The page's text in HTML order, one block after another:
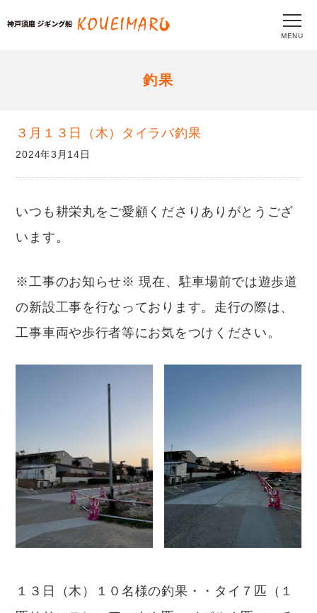
MENU
釣果
３月１３日（木）タイラバ釣果
2024年3月14日
いつも耕栄丸をご愛顧くださりありがとうござ
います。
※工事のお知らせ※ 現在、駐車場前では遊歩道
の新設工事を行なっております。走行の際は、
工事車両や歩行者等にお気をつけください。
１３日（木）１０名様の釣果・・タイ７匹（１